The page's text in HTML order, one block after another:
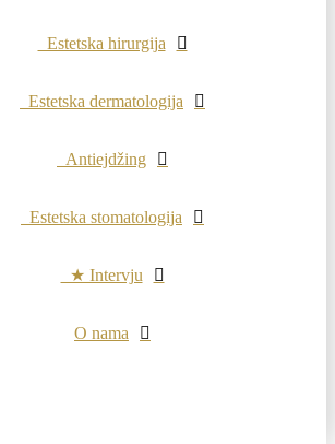
Estetska hirurgija
Estetska dermatologija
Antiejdžing
Estetska stomatologija
★ Intervju
O nama